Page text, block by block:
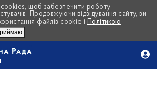
щоб забезпечити роботу
Продовжуючи відвідування сайту, ви
файлів cookie і Політикою